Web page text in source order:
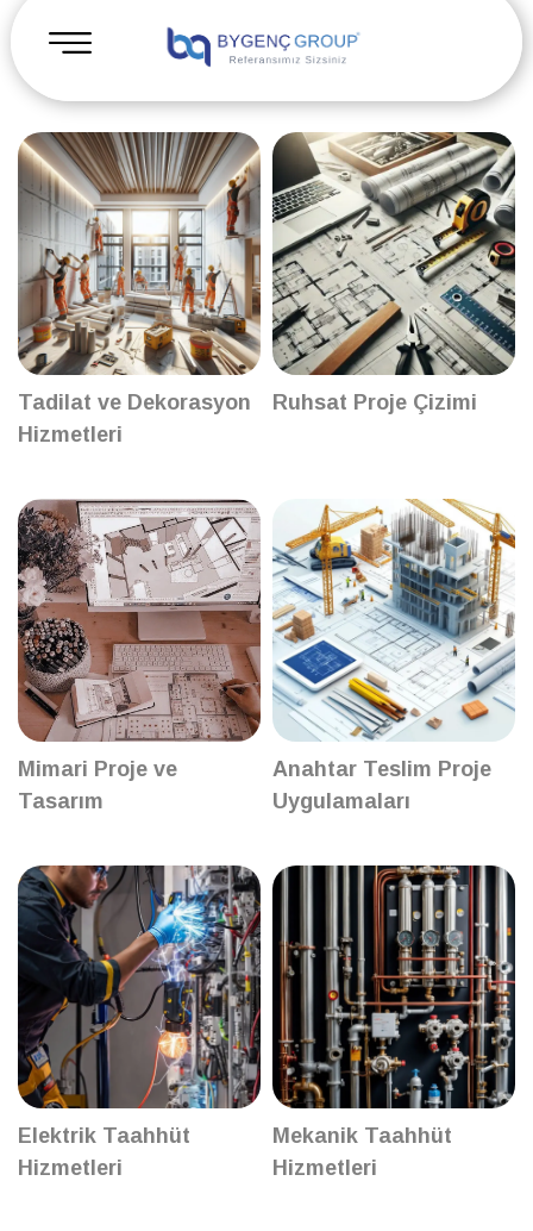
Tadilat ve Dekorasyon
Hizmetleri
Ruhsat Proje Çizimi
Mimari Proje ve
Tasarım
Anahtar Teslim Proje
Uygulamaları
Elektrik Taahhüt
Hizmetleri
Mekanik Taahhüt
Hizmetleri